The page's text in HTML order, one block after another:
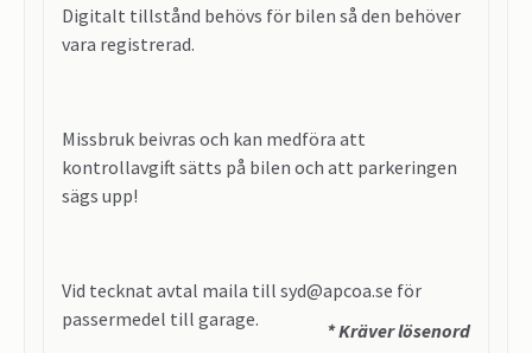
Digitalt tillstånd behövs för bilen så den behöver
vara registrerad.
Missbruk beivras och kan medföra att
kontrollavgift sätts på bilen och att parkeringen
sägs upp!
Vid tecknat avtal maila till syd@apcoa.se för
passermedel till garage.
* Kräver lösenord